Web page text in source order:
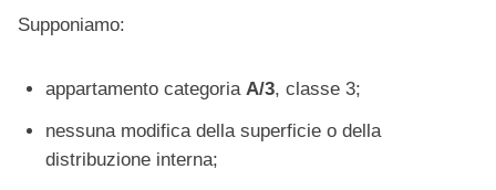
Supponiamo:
appartamento categoria A/3, classe 3;
nessuna modifica della superficie o della
distribuzione interna;